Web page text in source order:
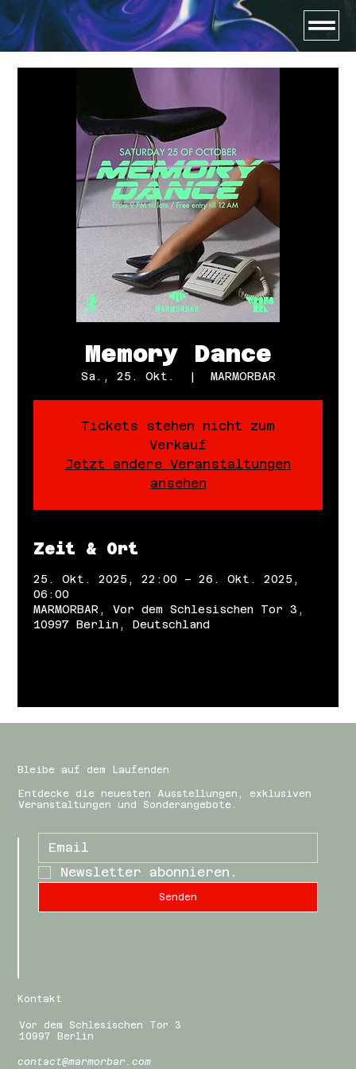
Memory Dance
Sa., 25. Okt.
  |
MARMORBAR
Tickets stehen nicht zum
Verkauf
Jetzt andere Veranstaltungen
ansehen
Zeit & Ort
25. Okt. 2025, 22:00 – 26. Okt. 2025,
06:00
MARMORBAR, Vor dem Schlesischen Tor 3,
10997 Berlin, Deutschland
Bleibe auf dem Laufenden
Entdecke die neuesten Ausstellungen, exklusiven
Veranstaltungen und Sonderangebote.
Newsletter abonnieren.
Senden
Kontakt
Vor dem Schlesischen Tor 3
10997 Berlin
contact@marmorbar.com